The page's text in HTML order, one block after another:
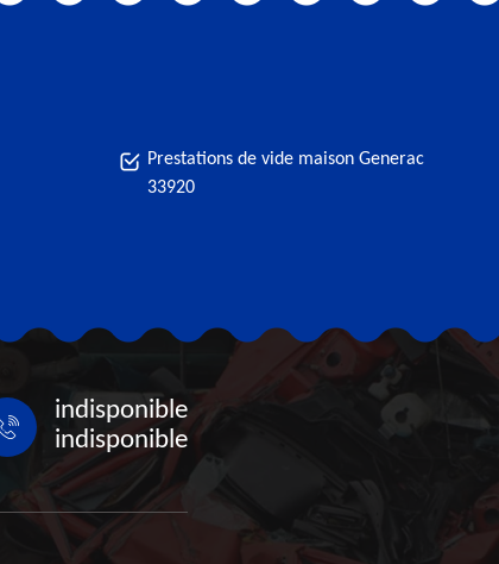
Prestations de vide maison Generac
33920
indisponible
indisponible